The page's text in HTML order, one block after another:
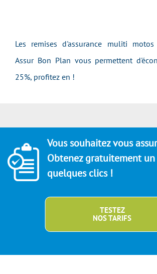
Les remises d'assurance muliti
Assur Bon Plan vous permettent
25%, profitez en !
Vous souhaitez vous
Obtenez gratuitement
quelques clics !
TESTEZ
NOS TARIFS